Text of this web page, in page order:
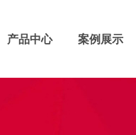
产品中心 案例展示